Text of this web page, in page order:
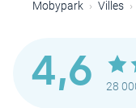
Mobypark Villes
4,6 28